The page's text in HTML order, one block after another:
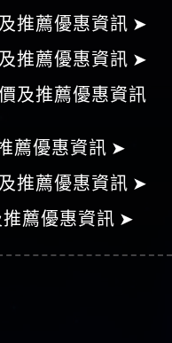
推薦優惠資訊 ➤
推薦優惠資訊 ➤
及推薦優惠資訊
薦優惠資訊 ➤
推薦優惠資訊 ➤
推薦優惠資訊 ➤